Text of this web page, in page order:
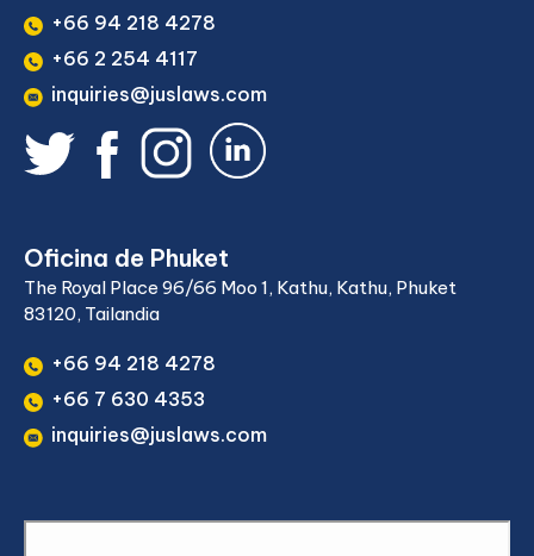
+66 94 218 4278
+66 2 254 4117
inquiries@juslaws.com
Oficina de Phuket
The Royal Place 96/66 Moo 1, Kathu, Kathu, Phuket
83120, Tailandia
+66 94 218 4278
+66 7 630 4353
inquiries@juslaws.com